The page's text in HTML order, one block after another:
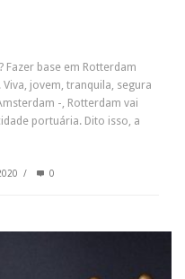
Fazer base em Rotterdam
jovem, tranquila, segura
-, Rotterdam vai
portuária. Dito isso, a
/ 0